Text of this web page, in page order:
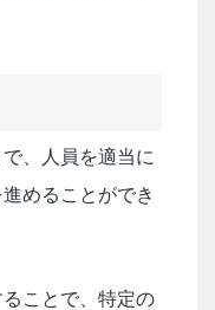
、人員を適当に
めることができ
ことで、特定の